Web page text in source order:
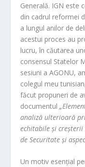
Generală. IGN este
din cadrul reformei
a lungul anilor de
acestui proces au
lucru, în căutarea
consensul Statelor
sesiuni a AGONU,
colegul meu
făcut propuneri de
documentul
analiză ulterioară
echitabile și
de Securitate și
Un motiv esențial